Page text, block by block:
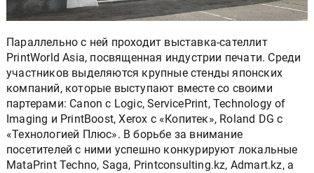
Параллельно с ней проходит выставка-сателлит
PrintWorld Asia, посвященная индустрии печати. Среди
участников выделяются крупные стенды японских
компаний, которые выступают вместе со своими
партерами: Canon с Logic, ServicePrint, Technology of
Imaging и PrintBoost, Xerox с «Копитек», Roland DG с
«Технологией Плюс». В борьбе за внимание
посетителей с ними успешно конкурируют локальные
MataPrint Techno, Saga, Printconsulting.kz, Admart.kz, а